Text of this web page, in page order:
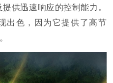
供迅速响应的控制能力。
出色，因为它提供了高节